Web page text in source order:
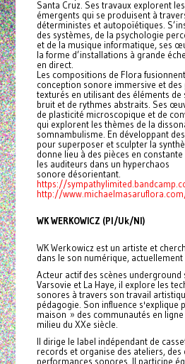
Santa Cruz. Ses travaux explorent
émergents qui se produisent à
déterministes et autopoïétiques.
des systèmes, de la psychologie
et de la musique informatique, ses
la forme d’installations à grande
en direct.
Les compositions de Flora
conception sonore immersive et des
texturés en utilisant des éléments de
bruit et de rythmes abstraits. Ses
de plasticité microscopique et de
qui explorent les thèmes de la
somnambulisme. En développant
pour superposer et sculpter la
donne lieu à des pièces en
les auditeurs dans un hyperchaos
sonore désorientant.
https://
http://
WK WERKOWICZ (Pl/Uk/Nl)
WK Werkowicz est un artiste et
dans le son numérique,
Acteur actif des scènes
Varsovie et La Haye, il explore les
sonores à travers son travail
pédagogie. Son influence s'explique
maison » des communautés en
milieu du XXe siècle.
Il dirige le label indépendant de
records et organise des ateliers, des
performances sonores. Il participe